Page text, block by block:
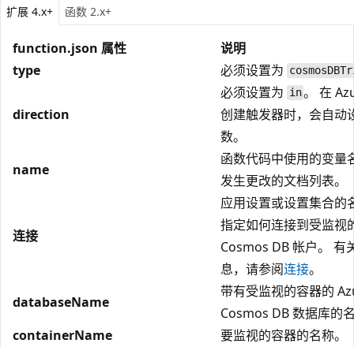
扩展 4.x+ 函数 2.x+
function.json 属性
说明
type
必须设置为
direction
必须设置为 in。 在
创建触发器时，会自动
数。
name
函数代码中使用的变量
发生更改的文档列表。
连接
应用设置或设置集合的
指定如何连接到受监视
Cosmos DB 帐户。 有
息，请参阅连接。
databaseName
带有受监视的容器的
Cosmos DB 数据库的
containerName
要监视的容器的名称。